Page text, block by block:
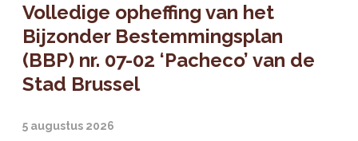
Volledige opheffing van het
Bijzonder Bestemmingsplan
(BBP) nr. 07-02 ‘Pacheco’ van de
Stad Brussel
5 augustus 2026